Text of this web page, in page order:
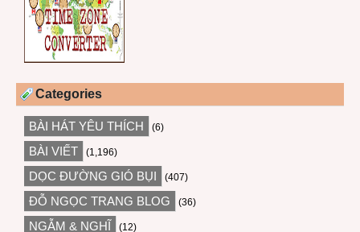
Categories
BÀI HÁT YÊU THÍCH (6)
BÀI VIẾT (1,196)
DỌC ĐƯỜNG GIÓ BỤI (407)
ĐỖ NGỌC TRANG BLOG (36)
NGẪM & NGHĨ (12)